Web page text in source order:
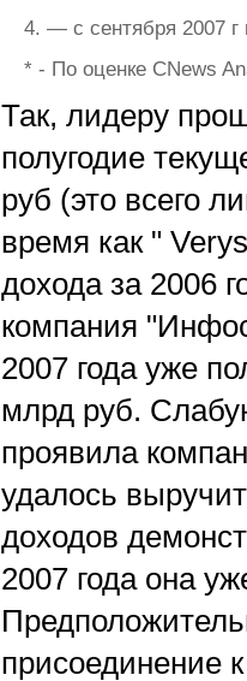
4. — с сентября 2007
* - По оценке CNews
Так, лидеру
полугодие
руб (это всего
время как "
дохода за 2006
компания
2007 года уже
млрд руб.
проявила
удалось
доходов
2007 года она
присоединение